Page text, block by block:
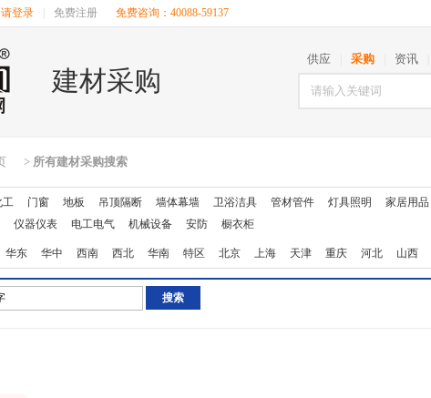
请登录 免费注册 免费咨询：40088-59137
建材采购
供应 采购 资讯
> 所有建材采购搜索
工 门窗 地板 吊顶隔断 墙体幕墙 卫浴洁具 管材管件 灯具照明 家居用品
仪器仪表 电工电气 机械设备 安防 橱衣柜
华东 华中 西南 西北 华南 特区 北京 上海 天津 重庆 河北 山西
江西 四川 海南 贵州 云南 西藏 陕西 甘肃 青海 宁夏 新疆 台湾